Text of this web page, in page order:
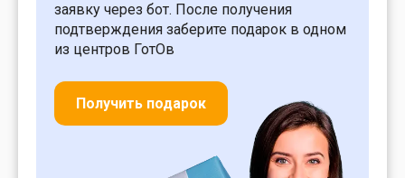
заявку через бот. После получения
подтверждения заберите подарок в одном
из центров ГотОв
Получить подарок